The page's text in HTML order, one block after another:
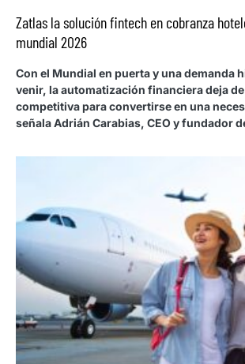
Zatlas la solución fintech en cobranza
mundial 2026
Con el Mundial en puerta y una demanda
venir, la automatización financiera deja
competitiva para convertirse en una
señala Adrián Carabias, CEO y fundador